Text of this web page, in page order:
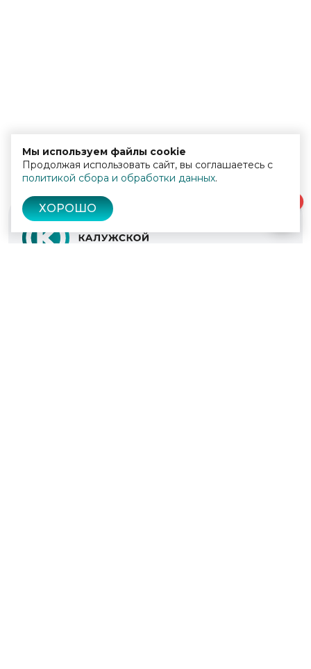
Мы используем файлы cookie
Продолжая использовать сайт, вы соглашаетесь с
политикой сбора и обработки данных.
ХОРОШО